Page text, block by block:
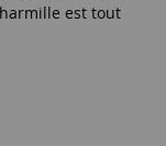
est tout